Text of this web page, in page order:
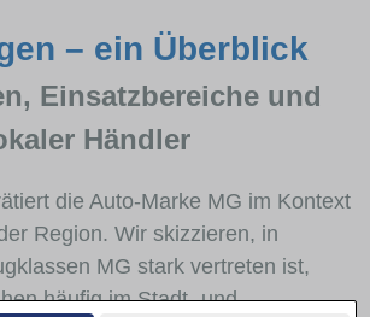
– ein Überblick
Einsatzbereiche und
Händler
die Auto-Marke MG im Kontext
Region. Wir skizzieren, in
MG stark vertreten ist,
häufig im Stadt- und